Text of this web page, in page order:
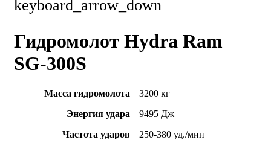
keyboard_arrow_down
Гидромолот Hydra Ram
SG-300S
Масса гидромолота
3200 кг
Энергия удара
9495 Дж
Частота ударов
250-380 уд./мин